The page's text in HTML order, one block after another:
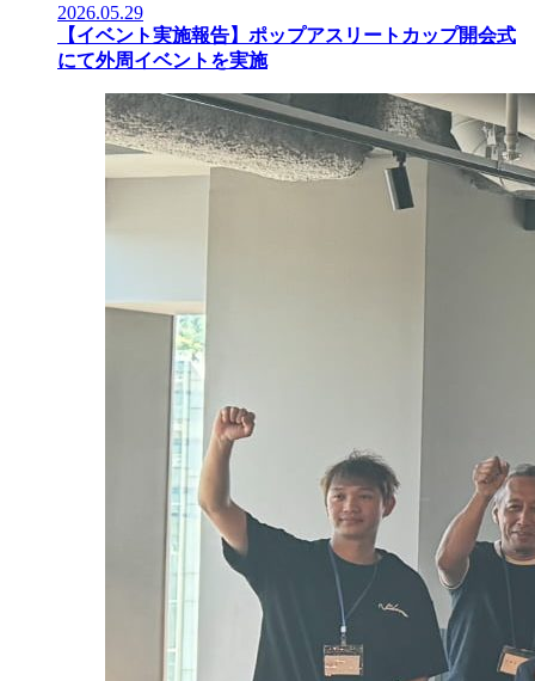
2026.05.29
【イベント実施報告】ポップアスリートカップ開会式
にて外周イベントを実施